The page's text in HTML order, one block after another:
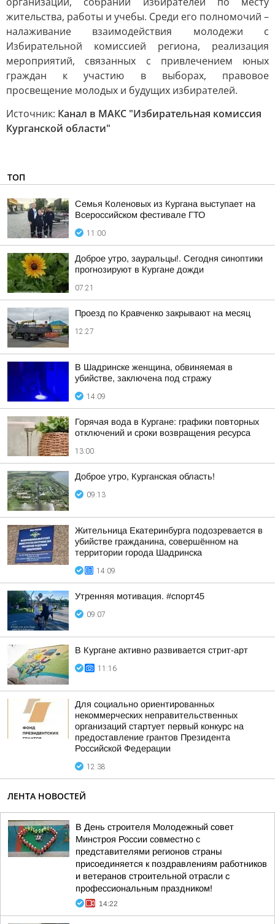
жительства, работы и учебы. Среди его полномочий –
налаживание взаимодействия молодежи с
Избирательной комиссией региона, реализация
мероприятий, связанных с привлечением юных
граждан к участию в выборах, правовое
просвещение молодых и будущих избирателей.
Источник: Канал в МАКС "Избирательная комиссия
Курганской области"
ТОП
Семья Коленовых из Кургана выступает на
Всероссийском фестивале ГТО
11:00
Доброе утро, зауральцы!. Сегодня синоптики
прогнозируют в Кургане дожди
07:21
Проезд по Кравченко закрывают на месяц
12:27
В Шадринске женщина, обвиняемая в
убийстве, заключена под стражу
14:09
Горячая вода в Кургане: графики повторных
отключений и сроки возвращения ресурса
13:00
Доброе утро, Курганская область!
09:13
Жительница Екатеринбурга подозревается в
убийстве гражданина, совершённом на
территории города Шадринска
14:09
Утренняя мотивация. #спорт45
09:07
В Кургане активно развивается стрит-арт
11:16
Для социально ориентированных
некоммерческих неправительственных
организаций стартует первый конкурс на
предоставление грантов Президента
Российской Федерации
12:38
ЛЕНТА НОВОСТЕЙ
В День строителя Молодежный совет
Минстроя России совместно с
представителями регионов страны
присоединяется к поздравлениям работников
и ветеранов строительной отрасли с
профессиональным праздником!
14:22